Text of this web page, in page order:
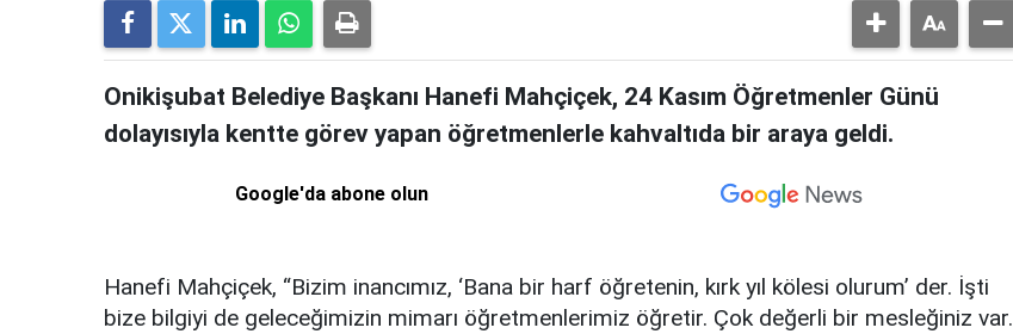
Onikişubat Belediye Başkanı Hanefi Mahçiçek, 24 Kasım Öğretmenler Günü
dolayısıyla kentte görev yapan öğretmenlerle kahvaltıda bir araya geldi.
Google'da abone olun
Hanefi Mahçiçek, “Bizim inancımız, ‘Bana bir harf öğretenin, kırk yıl kölesi olurum’ der. İşti
bize bilgiyi de geleceğimizin mimarı öğretmenlerimiz öğretir. Çok değerli bir mesleğiniz var.